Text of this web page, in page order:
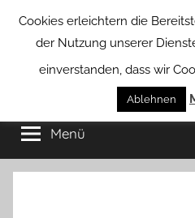
Borstel
von
Groß
Borstel
Menü
Cookies erleichtern die
der Nutzung unserer
einverstanden, dass wir
Ablehnen